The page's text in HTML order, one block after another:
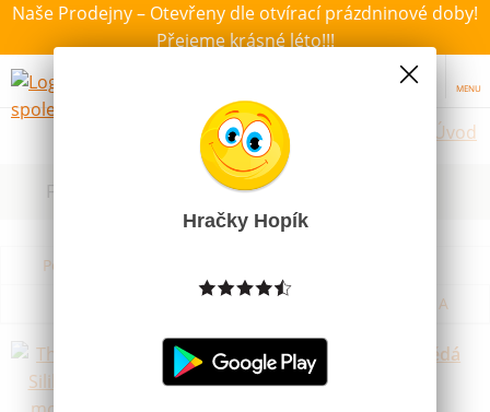
Naše Prodejny – Otevřeny dle otvírací prázdninové doby!
Přejeme krásné léto!!!
MENU
Úvod
Filtrovat dle dostupnosti, ceny, výrobce
Podle názvu od A do Z
Podle názvu od Z do A
Think Doh Silikonová modelína hnědá
Skladem
Hračky Hopík